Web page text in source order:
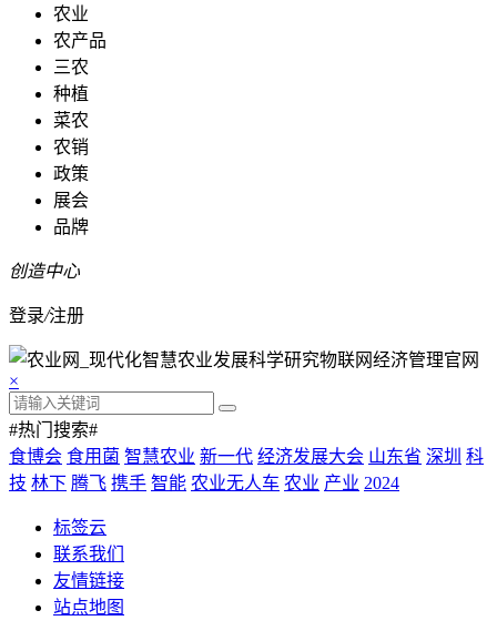
农业
农产品
三农
种植
菜农
农销
政策
展会
品牌
创造中心
登录/注册
×
#热门搜索#
食博会 食用菌 智慧农业 新一代 经济发展大会 山东省 深圳 科
技 林下 腾飞 携手 智能 农业无人车 农业 产业 2024
标签云
联系我们
友情链接
站点地图